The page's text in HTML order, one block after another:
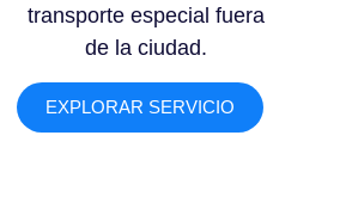
transporte especial fuera
de la ciudad.
EXPLORAR SERVICIO